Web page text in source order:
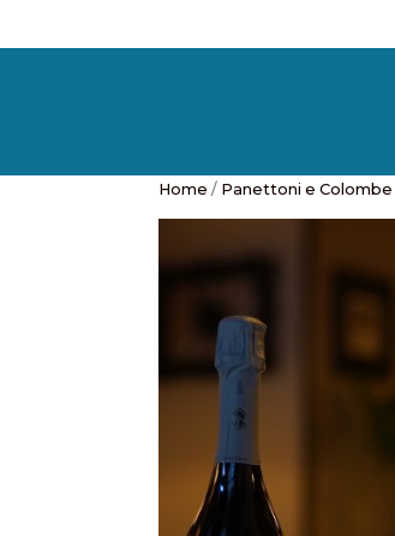
Home / Panettoni e Colombe